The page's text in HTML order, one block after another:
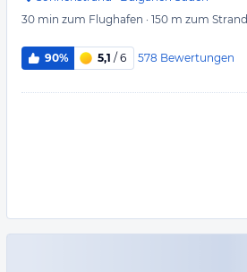
30 min zum Flughafen · 150 m zum Strand
90% 5,1 / 6 578 Bewertungen